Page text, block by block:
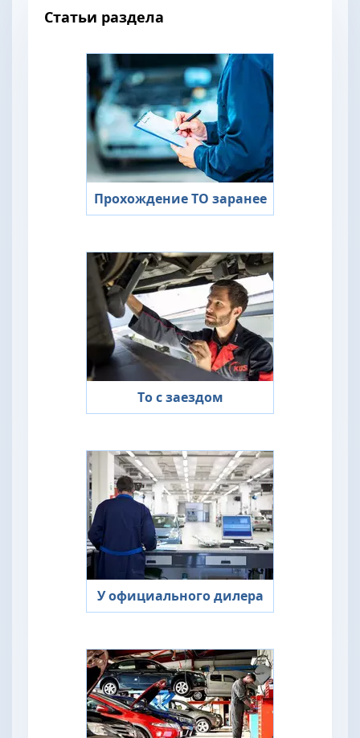
Статьи раздела
Прохождение ТО заранее
То с заездом
У официального дилера